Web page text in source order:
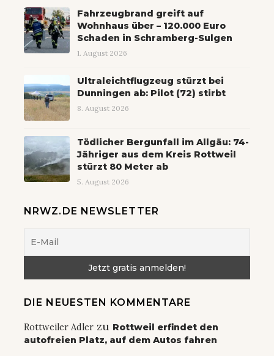
Fahrzeugbrand greift auf
Wohnhaus über – 120.000 Euro
Schaden in Schramberg-Sulgen
1. August 2026
Ultraleichtflugzeug stürzt bei
Dunningen ab: Pilot (72) stirbt
8. August 2026
Tödlicher Bergunfall im Allgäu: 74-
Jähriger aus dem Kreis Rottweil
stürzt 80 Meter ab
5. August 2026
NRWZ.DE NEWSLETTER
DIE NEUESTEN KOMMENTARE
Rottweiler Adler zu Rottweil erfindet den
autofreien Platz, auf dem Autos fahren